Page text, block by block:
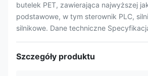
butelek PET, zawierająca najwyższej
podstawowe, w tym sterownik PLC,
silnikowe. Dane techniczne
Szczegóły produktu